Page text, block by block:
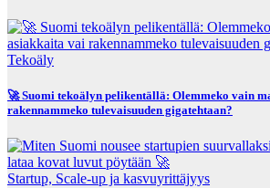
Tekoäly
🚀 Suomi tekoälyn pelikentällä: Olemmeko vain
rakennammeko tulevaisuuden gigatehtaan?
Startup, Scale-up ja kasvuyrittäjyys